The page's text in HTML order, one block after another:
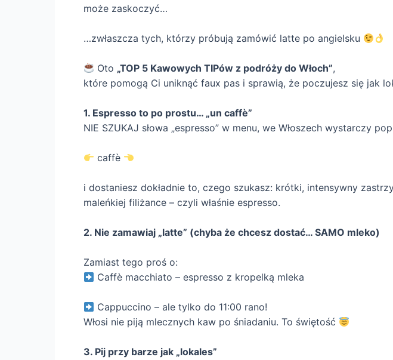
może zaskoczyć…
…zwłaszcza tych, którzy próbują zamówić latte po angielsku
Oto „TOP 5 Kawowych TIPów z podróży do Włoch”,
które pomogą Ci uniknąć faux pas i sprawią, że poczujesz się jak
1. Espresso to po prostu… „un caffè”
NIE SZUKAJ słowa „espresso” w menu, we Włoszech wystarczy
caffè
i dostaniesz dokładnie to, czego szukasz: krótki, intensywny
maleńkiej filiżance – czyli właśnie espresso.
2. Nie zamawiaj „latte” (chyba że chcesz dostać… SAMO mleko)
Zamiast tego proś o:
Caffè macchiato – espresso z kropelką mleka
Cappuccino – ale tylko do 11:00 rano!
Włosi nie piją mlecznych kaw po śniadaniu. To świętość
3. Pij przy barze jak „lokales”